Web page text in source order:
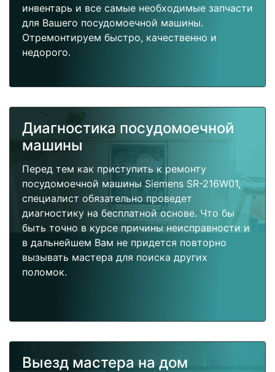
инвентарь и все самые необходимые запчасти
для Вашего посудомоечной машины.
Отремонтируем быстро, качественно и
недорого.
Диагностика посудомоечной
машины
Перед тем как приступить к ремонту
посудомоечной машины Siemens SR-216W01,
специалист обязательно проведет
диагностику на бесплатной основе. Что бы
быть точно в курсе причины неисправности и
в дальнейшем Вам не придется повторно
вызывать мастера для поиска других
поломок.
Выезд мастера на дом